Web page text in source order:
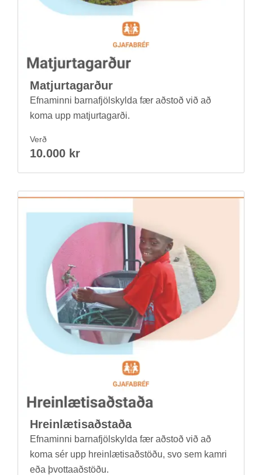
Ma­t­jurta­garð­ur
Efnam­inni barna­fjöl­skylda fær að­stoð við að
koma upp ma­t­jurta­garði.
Verð
10.000 kr
Hrein­lætis­að­staða
Efnam­inni barna­fjöl­skylda fær að­stoð við að
koma sér upp hrein­lætis­að­stöðu, svo sem kamri
eða þvotta­að­stöðu.